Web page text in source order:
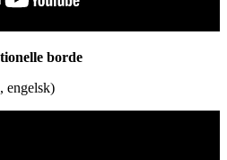
borde
engelsk)